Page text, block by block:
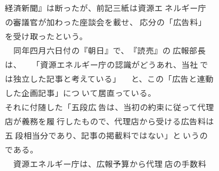
経済新聞』は断ったが、前記三紙は資源エ ネルギー庁
の審議官が加わった座談会を載せ、 応分の「広告料」
を受け取ったという。
同年四月六日付の『朝日』で、『読売』の 広報部長
は、 「資源エネルギー庁の認識がどうあれ、当社 で
は独立した記事と考えている」 と、この「広告と連動
した企画記事」につ いて居直っている。
それに付随した「五段広 告は、当初の約束に従って代理
店が義務を履 行したもので、代理店から受ける広告料は
五 段相当分であり、記事の掲載料ではない」と いうの
である。
資源エネルギー庁は、広報予算から代理 店の手数料